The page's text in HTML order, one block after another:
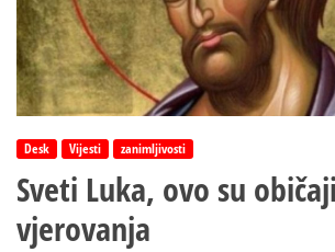
Desk Vijesti zanimljivosti
Sveti Luka, ovo su
vjerovanja